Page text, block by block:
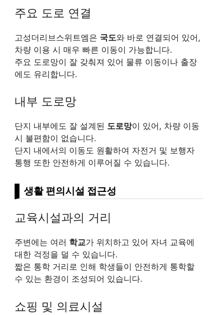
주요 도로 연결
고성더리브스위트엠은 국도와 바로 연결되어 있어,
차량 이용 시 매우 빠른 이동이 가능합니다.
주요 도로망이 잘 갖춰져 있어 물류 이동이나 출장
에도 유리합니다.
내부 도로망
단지 내부에도 잘 설계된 도로망이 있어, 차량 이동
시 불편함이 없습니다.
단지 내에서의 이동도 원활하여 자전거 및 보행자
통행 또한 안전하게 이루어질 수 있습니다.
생활 편의시설 접근성
교육시설과의 거리
주변에는 여러 학교가 위치하고 있어 자녀 교육에
대한 걱정을 덜 수 있습니다.
짧은 통학 거리로 인해 학생들이 안전하게 통학할
수 있는 환경이 조성되어 있습니다.
쇼핑 및 의료시설